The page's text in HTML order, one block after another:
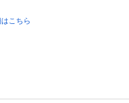
こちら